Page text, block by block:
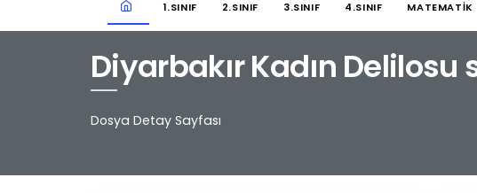
1.SINIF 2.SINIF 3.SINIF 4.SINIF MATEMATIK
Diyarbakır Kadın
Dosya Detay Sayfası